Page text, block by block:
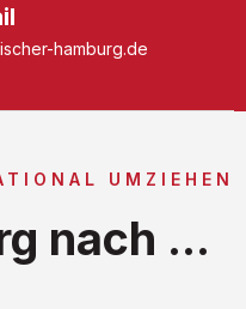
hamburg.de
UMZIEHEN
nach ...